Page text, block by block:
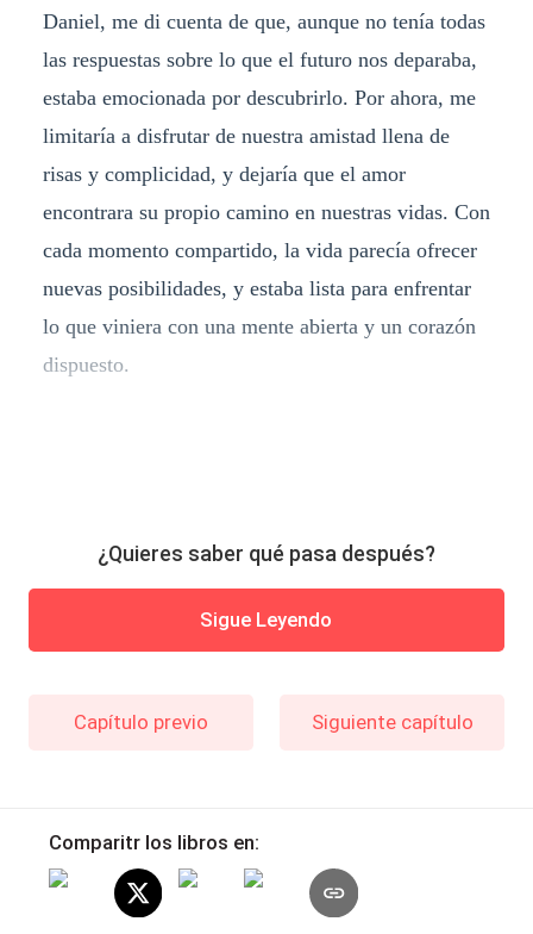
Daniel, me di cuenta de que, aunque no tenía todas
las respuestas sobre lo que el futuro nos deparaba,
estaba emocionada por descubrirlo. Por ahora, me
limitaría a disfrutar de nuestra amistad llena de
risas y complicidad, y dejaría que el amor
encontrara su propio camino en nuestras vidas. Con
cada momento compartido, la vida parecía ofrecer
nuevas posibilidades, y estaba lista para enfrentar
lo que viniera con una mente abierta y un corazón
dispuesto.
¿Quieres saber qué pasa después?
Sigue Leyendo
Capítulo previo Siguiente capítulo
Comparitr los libros en: